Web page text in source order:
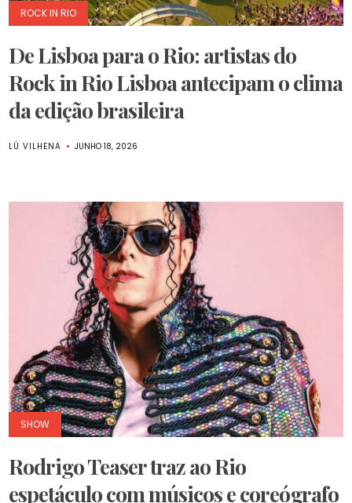
ROCK IN RIO
De Lisboa para o Rio: artistas do
Rock in Rio Lisboa antecipam o clima
da edição brasileira
LÚ VILHENA JUNHO 18, 2026
SHOW
Rodrigo Teaser traz ao Rio
espetáculo com músicos e coreógrafo